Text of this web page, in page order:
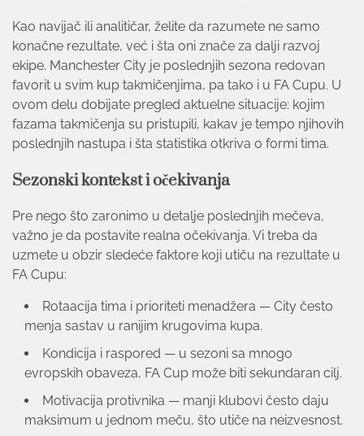
Kao navijač ili analitičar, želite da razumete ne samo
konačne rezultate, već i šta oni znače za dalji razvoj
ekipe. Manchester City je poslednjih sezona redovan
favorit u svim kup takmičenjima, pa tako i u FA Cupu. U
ovom delu dobijate pregled aktuelne situacije: kojim
fazama takmičenja su pristupili, kakav je tempo njihovih
poslednjih nastupa i šta statistika otkriva o formi tima.
Sezonski kontekst i očekivanja
Pre nego što zaronimo u detalje poslednjih mečeva,
važno je da postavite realna očekivanja. Vi treba da
uzmete u obzir sledeće faktore koji utiču na rezultate u
FA Cupu:
Rotaacija tima i prioriteti menadžera — City često
menja sastav u ranijim krugovima kupa.
Kondicija i raspored — u sezoni sa mnogo
evropskih obaveza, FA Cup može biti sekundaran cilj.
Motivacija protivnika — manji klubovi često daju
maksimum u jednom meču, što utiče na neizvesnost.